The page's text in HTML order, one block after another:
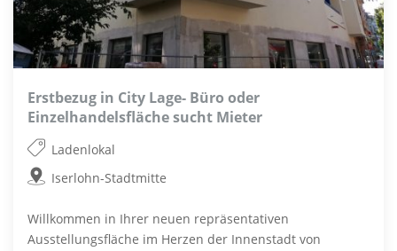
Erstbezug in City Lage- Büro oder
Einzelhandelsfläche sucht Mieter
Ladenlokal
Iserlohn-Stadtmitte
Willkommen in Ihrer neuen repräsentativen
Ausstellungsfläche im Herzen der Innenstadt von